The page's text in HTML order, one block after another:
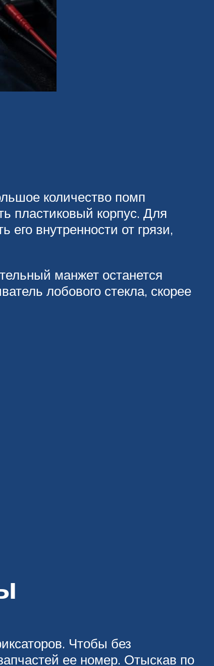
количество помп
пластиковый корпус. Для
внутренности от грязи,
манжет останется
лобового стекла, скорее
Чтобы без
ее номер. Отыскав по